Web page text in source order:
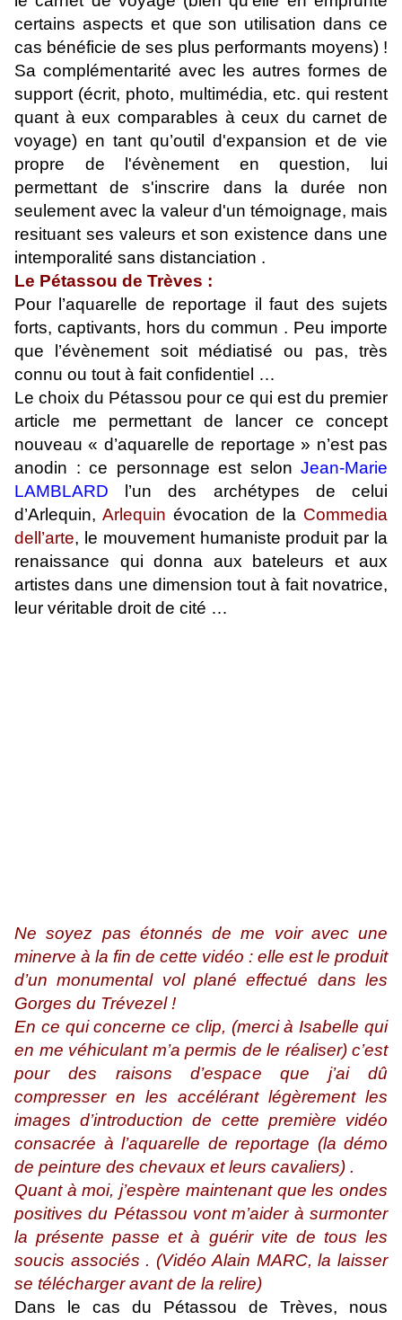
certains aspects et que son utilisation dans ce
cas bénéficie de ses plus performants moyens) !
Sa complémentarité avec les autres formes de
support (écrit, photo, multimédia, etc. qui restent
quant à eux comparables à ceux du carnet de
voyage) en tant qu’outil d'expansion et de vie
propre de l'évènement en question, lui
permettant de s'inscrire dans la durée non
seulement avec la valeur d'un témoignage, mais
resituant ses valeurs et son existence dans une
intemporalité sans distanciation .
Le Pétassou de Trèves :
Pour l’aquarelle de reportage il faut des sujets
forts, captivants, hors du commun . Peu importe
que l’évènement soit médiatisé ou pas, très
connu ou tout à fait confidentiel …
Le choix du Pétassou pour ce qui est du premier
article me permettant de lancer ce concept
nouveau « d’aquarelle de reportage » n’est pas
anodin : ce personnage est selon Jean-Marie
LAMBLARD
l’un des archétypes de celui
d’Arlequin, Arlequin évocation de la Commedia
dell’arte, le mouvement humaniste produit par la
renaissance qui donna aux bateleurs et aux
artistes dans une dimension tout à fait novatrice,
leur véritable droit de cité …
Ne soyez pas étonnés de me voir avec une
minerve à la fin de cette vidéo : elle est le produit
d’un monumental vol plané effectué dans les
Gorges du Trévezel !
En ce qui concerne ce clip, (merci à Isabelle qui
en me véhiculant m’a permis de le réaliser) c’est
pour des raisons d’espace que j’ai dû
compresser en les accélérant légèrement les
images d’introduction de cette première vidéo
consacrée à l’aquarelle de reportage (la démo
de peinture des chevaux et leurs cavaliers) .
Quant à moi, j’espère maintenant que les ondes
positives du Pétassou vont m’aider à surmonter
la présente passe et à guérir vite de tous les
soucis associés . (Vidéo Alain MARC, la laisser
se télécharger avant de la relire)
Dans le cas du Pétassou de Trèves, nous